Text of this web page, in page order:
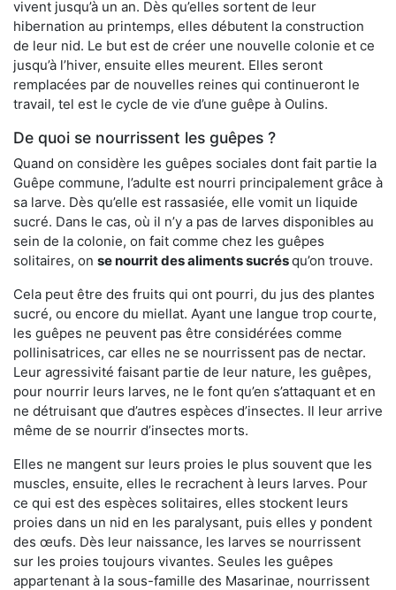
vivent jusqu’à un an. Dès qu’elles sortent de leur
hibernation au printemps, elles débutent la construction
de leur nid. Le but est de créer une nouvelle colonie et ce
jusqu’à l’hiver, ensuite elles meurent. Elles seront
remplacées par de nouvelles reines qui continueront le
travail, tel est le cycle de vie d’une guêpe à Oulins.
De quoi se nourrissent les guêpes ?
Quand on considère les guêpes sociales dont fait partie la
Guêpe commune, l’adulte est nourri principalement grâce à
sa larve. Dès qu’elle est rassasiée, elle vomit un liquide
sucré. Dans le cas, où il n’y a pas de larves disponibles au
sein de la colonie, on fait comme chez les guêpes
solitaires, on se nourrit des aliments sucrésqu’on trouve.
Cela peut être des fruits qui ont pourri, du jus des plantes
sucré, ou encore du miellat. Ayant une langue trop courte,
les guêpes ne peuvent pas être considérées comme
pollinisatrices, car elles ne se nourrissent pas de nectar.
Leur agressivité faisant partie de leur nature, les guêpes,
pour nourrir leurs larves, ne le font qu’en s’attaquant et en
ne détruisant que d’autres espèces d’insectes. Il leur arrive
même de se nourrir d’insectes morts.
Elles ne mangent sur leurs proies le plus souvent que les
muscles, ensuite, elles le recrachent à leurs larves. Pour
ce qui est des espèces solitaires, elles stockent leurs
proies dans un nid en les paralysant, puis elles y pondent
des œufs. Dès leur naissance, les larves se nourrissent
sur les proies toujours vivantes. Seules les guêpes
appartenant à la sous-famille des Masarinae, nourrissent